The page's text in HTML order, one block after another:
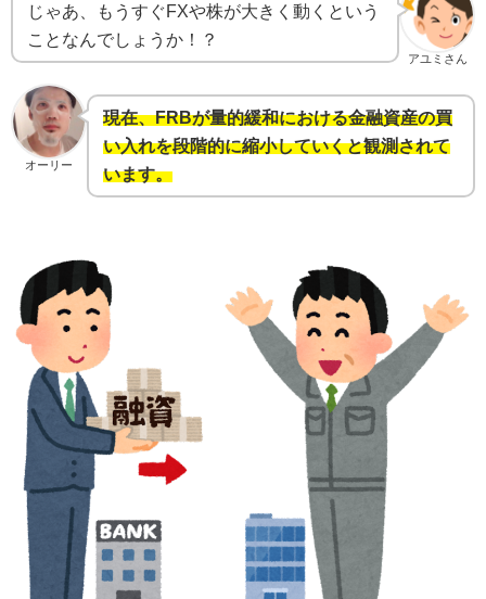
アユミさん
じゃあ、もうすぐFXや株が大きく動くという
ことなんでしょうか！？
オーリー
現在、FRBが量的緩和における金融資産の買
い入れを段階的に縮小していくと観測されて
います。